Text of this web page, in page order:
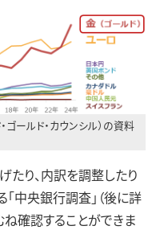
ゴールド・カウンシル）の資料
り、内訳を調整したり
中央銀行調査」（後に詳
ね確認することができま